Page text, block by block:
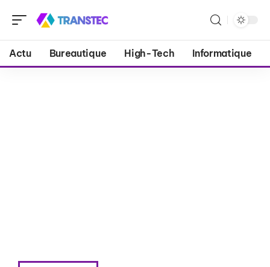
Actu Bureautique High-Tech Informatique